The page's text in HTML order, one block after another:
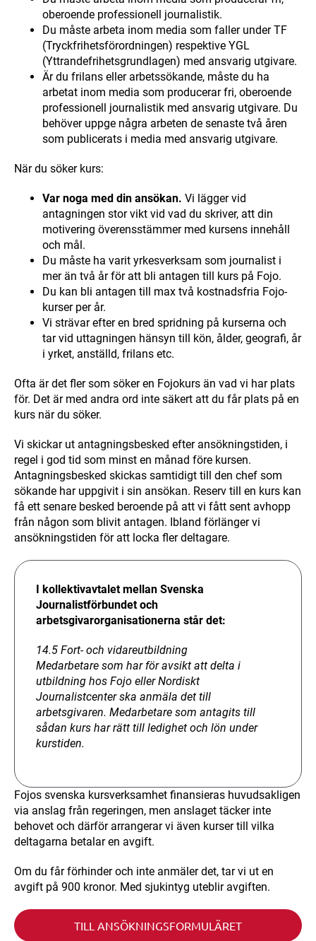
oberoende professionell journalistik.
Du måste arbeta inom media som faller under TF
(Tryckfrihetsförordningen) respektive YGL
(Yttrandefrihetsgrundlagen) med ansvarig utgivare.
Är du frilans eller arbetssökande, måste du ha
arbetat inom media som producerar fri, oberoende
professionell journalistik med ansvarig utgivare. Du
behöver uppge några arbeten de senaste två åren
som publicerats i media med ansvarig utgivare.
När du söker kurs:
Var noga med din ansökan. Vi lägger vid
antagningen stor vikt vid vad du skriver, att din
motivering överensstämmer med kursens innehåll
och mål.
Du måste ha varit yrkesverksam som journalist i
mer än två år för att bli antagen till kurs på Fojo.
Du kan bli antagen till max två kostnadsfria Fojo-
kurser per år.
Vi strävar efter en bred spridning på kurserna och
tar vid uttagningen hänsyn till kön, ålder, geografi, år
i yrket, anställd, frilans etc.
Ofta är det fler som söker en Fojokurs än vad vi har plats
för. Det är med andra ord inte säkert att du får plats på en
kurs när du söker.
Vi skickar ut antagningsbesked efter ansökningstiden, i
regel i god tid som minst en månad före kursen.
Antagningsbesked skickas samtidigt till den chef som
sökande har uppgivit i sin ansökan. Reserv till en kurs kan
få ett senare besked beroende på att vi fått sent avhopp
från någon som blivit antagen. Ibland förlänger vi
ansökningstiden för att locka fler deltagare.
I kollektivavtalet mellan Svenska
Journalistförbundet och
arbetsgivarorganisationerna står det:
14.5 Fort- och vidareutbildning
Medarbetare som har för avsikt att delta i
utbildning hos Fojo eller Nordiskt
Journalistcenter ska anmäla det till
arbetsgivaren. Medarbetare som antagits till
sådan kurs har rätt till ledighet och lön under
kurstiden.
Fojos svenska kursverksamhet finansieras huvudsakligen
via anslag från regeringen, men anslaget täcker inte
behovet och därför arrangerar vi även kurser till vilka
deltagarna betalar en avgift.
Om du får förhinder och inte anmäler det, tar vi ut en
avgift på 900 kronor. Med sjukintyg uteblir avgiften.
TILL ANSÖKNINGSFORMULÄRET